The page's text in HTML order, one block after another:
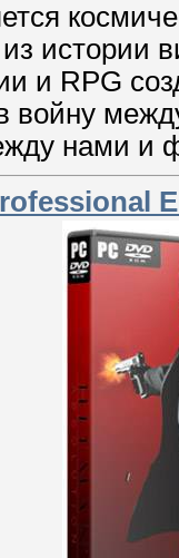
истории
и RPG
войну
нами и